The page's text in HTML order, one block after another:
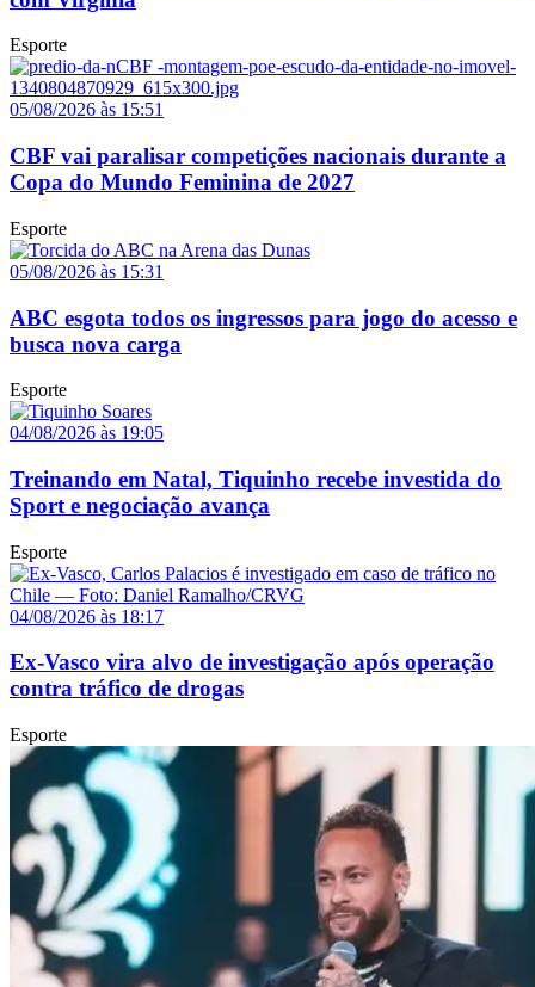
Esporte
05/08/2026 às 15:51
CBF vai paralisar competições nacionais durante a
Copa do Mundo Feminina de 2027
Esporte
05/08/2026 às 15:31
ABC esgota todos os ingressos para jogo do acesso e
busca nova carga
Esporte
04/08/2026 às 19:05
Treinando em Natal, Tiquinho recebe investida do
Sport e negociação avança
Esporte
04/08/2026 às 18:17
Ex-Vasco vira alvo de investigação após operação
contra tráfico de drogas
Esporte